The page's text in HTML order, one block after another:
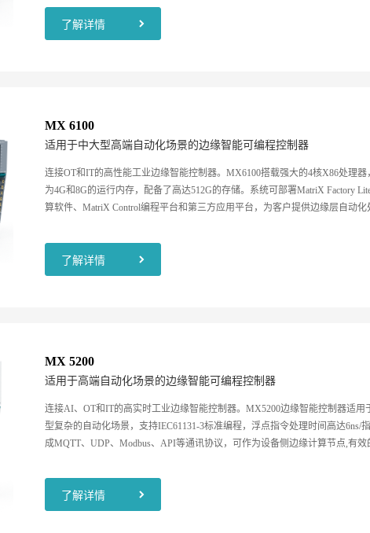
化、智能化。
了解详情
MX 6100
适用于中大型高端自动化场景的边缘智能可编程控制器
连接OT和IT的高性能工业边缘智能控制器。MX6100搭载强大的4核X86处理器
为4G和8G的运行内存，配备了高达512G的存储。系统可部署MatriX Factory
算软件、MatriX Control编程平台和第三方应用平台，为客户提供边缘层自动化
化、智能化。
了解详情
MX 5200
适用于高端自动化场景的边缘智能可编程控制器
连接AI、OT和IT的高实时工业边缘智能控制器。MX5200边缘智能控制器适用
型复杂的自动化场景，支持IEC61131-3标准编程，浮点指令处理时间高达6ns/
成MQTT、UDP、Modbus、API等通讯协议，可作为设备侧边缘计算节点,有效
了解详情